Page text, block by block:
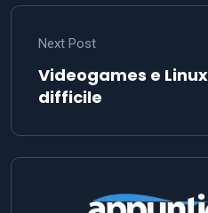
Next Post
Videogames e
difficile